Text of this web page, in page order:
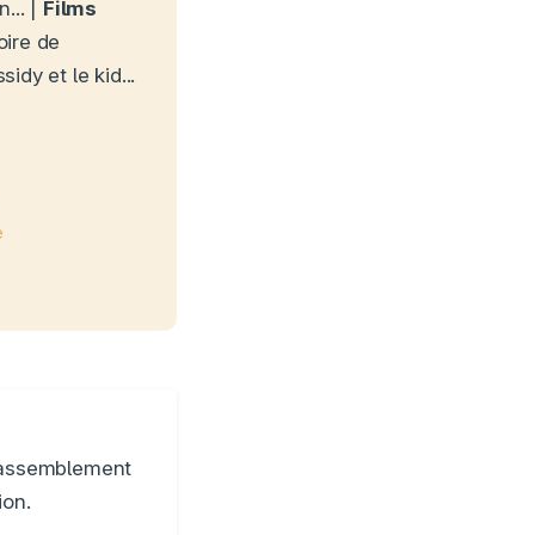
| Films
de
et le kid...